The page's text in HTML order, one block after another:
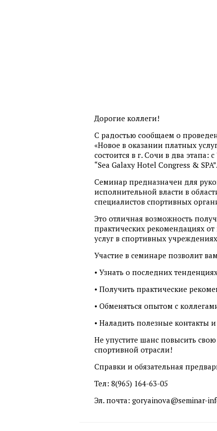
Дорогие коллеги!
С радостью сообщаем о
«Новое в оказании платных
состоится в г. Сочи в два этапа:
“Sea Galaxy Hotel Congress & SPA”.
Семинар предназначен для
исполнительной власти в
специалистов спортивных
Это отличная возможность
практических рекомендациях
услуг в спортивных
Участие в семинаре позволит
• Узнать о последних
• Получить практические
• Обменяться опытом с
• Наладить полезные контакты
Не упустите шанс повысить
спортивной отрасли!
Справки и обязательная
Тел: 8(965) 164-63-05
Эл. почта: goryainova@seminar-